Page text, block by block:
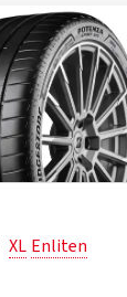
XL Enliten